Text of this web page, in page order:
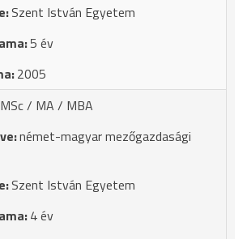
Szent István Egyetem
5 év
2005
MSc / MA / MBA
német-magyar mezőgazdasági
Szent István Egyetem
4 év